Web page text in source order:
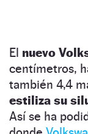
El nuevo
centímetros,
también 4,4
estiliza su
Así se ha